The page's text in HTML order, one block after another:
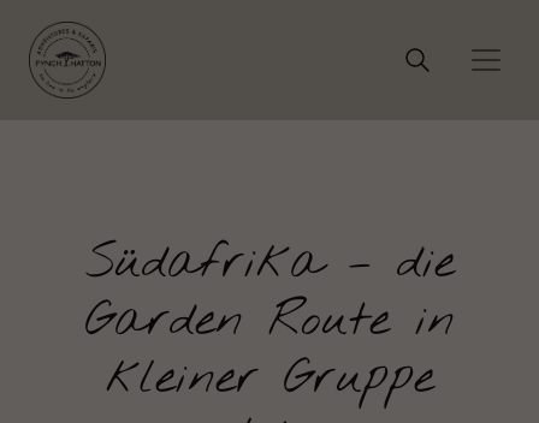
Südafrika – die
Garden Route in
kleiner Gruppe